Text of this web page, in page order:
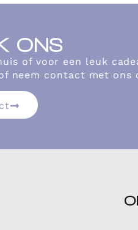
ONS
of voor een leuk
neem contact met ons